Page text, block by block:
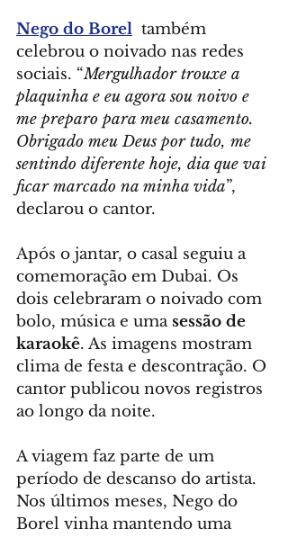
Nego do Borel também
celebrou o noivado nas redes
sociais. “Mergulhador trouxe a
plaquinha e eu agora sou noivo e
me preparo para meu casamento.
Obrigado meu Deus por tudo, me
sentindo diferente hoje, dia que vai
ficar marcado na minha vida”,
declarou o cantor.
Após o jantar, o casal seguiu a
comemoração em Dubai. Os
dois celebraram o noivado com
bolo, música e uma sessão de
karaokê. As imagens mostram
clima de festa e descontração. O
cantor publicou novos registros
ao longo da noite.
A viagem faz parte de um
período de descanso do artista.
Nos últimos meses, Nego do
Borel vinha mantendo uma